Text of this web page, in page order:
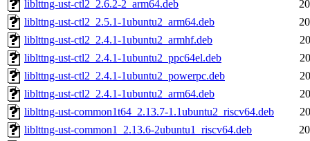
liblttng-ust-ctl2_2.6.2-2_arm64.deb
liblttng-ust-ctl2_2.5.1-1ubuntu2_arm64.deb
liblttng-ust-ctl2_2.4.1-1ubuntu2_armhf.deb
liblttng-ust-ctl2_2.4.1-1ubuntu2_ppc64el.deb
liblttng-ust-ctl2_2.4.1-1ubuntu2_powerpc.deb
liblttng-ust-ctl2_2.4.1-1ubuntu2_arm64.deb
liblttng-ust-common1t64_2.13.7-1.1ubuntu2_riscv64.deb
liblttng-ust-common1_2.13.6-2ubuntu1_riscv64.deb